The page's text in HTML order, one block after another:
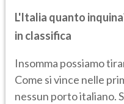
L'Italia quanto
in classifica
Insomma possiamo
Come si vince nelle
nessun porto italiano.